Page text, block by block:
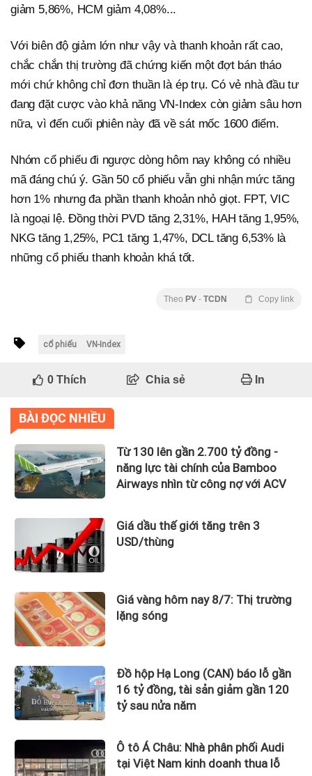
giảm 5,86%, HCM giảm 4,08%...
Với biên độ giảm lớn như vậy và thanh khoản rất cao,
chắc chắn thị trường đã chứng kiến một đợt bán tháo
mới chứ không chỉ đơn thuần là ép trụ. Có vẻ nhà đầu tư
đang đặt cược vào khả năng VN-Index còn giảm sâu hơn
nữa, vì đến cuối phiên này đã về sát mốc 1600 điểm.
Nhóm cổ phiếu đi ngược dòng hôm nay không có nhiều
mã đáng chú ý. Gần 50 cổ phiếu vẫn ghi nhận mức tăng
hơn 1% nhưng đa phần thanh khoản nhỏ giọt. FPT, VIC
là ngoại lệ. Đồng thời PVD tăng 2,31%, HAH tăng 1,95%,
NKG tăng 1,25%, PC1 tăng 1,47%, DCL tăng 6,53% là
những cổ phiếu thanh khoản khá tốt.
Theo PV - TCDN Copy link
cổ phiếu VN-Index
0Thích Chia sẻ In
BÀI ĐỌC NHIỀU
Từ 130 lên gần 2.700 tỷ đồng -
năng lực tài chính của Bamboo
Airways nhìn từ công nợ với ACV
Giá dầu thế giới tăng trên 3
USD/thùng
Giá vàng hôm nay 8/7: Thị trường
lặng sóng
Đồ hộp Hạ Long (CAN) báo lỗ gần
16 tỷ đồng, tài sản giảm gần 120
tỷ sau nửa năm
Ô tô Á Châu: Nhà phân phối Audi
tại Việt Nam kinh doanh thua lỗ